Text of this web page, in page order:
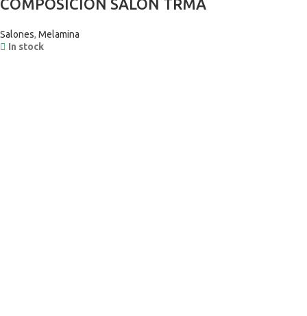
COMPOSICIÓN SALÓN TRMA
Salones, Melamina
In stock